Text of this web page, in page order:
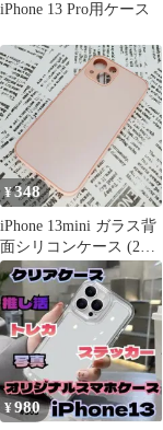
iPhone 13 Pro用ケース
¥348
iPhone 13mini ガラス背
面シリコンケース (29)
ピンク
¥980